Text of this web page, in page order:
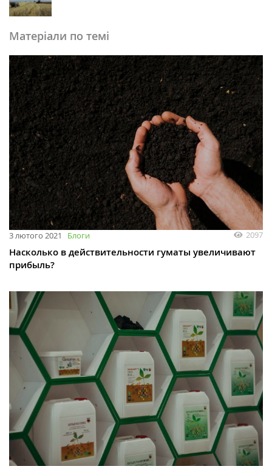
Матеріали по темі
3 лютого 2021 Блоги 2097
Насколько в действительности гуматы увеличивают
прибыль?